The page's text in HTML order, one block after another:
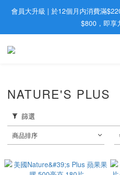
歡迎親臨旺角店購買：旺角弼街20
WhatsApp
會員大升級 | 於12個月内消費滿
$800，即享
網站購買滿$500，免運費送貨 |
WhatsApp
NATURE'S PLUS
篩選
商品排序